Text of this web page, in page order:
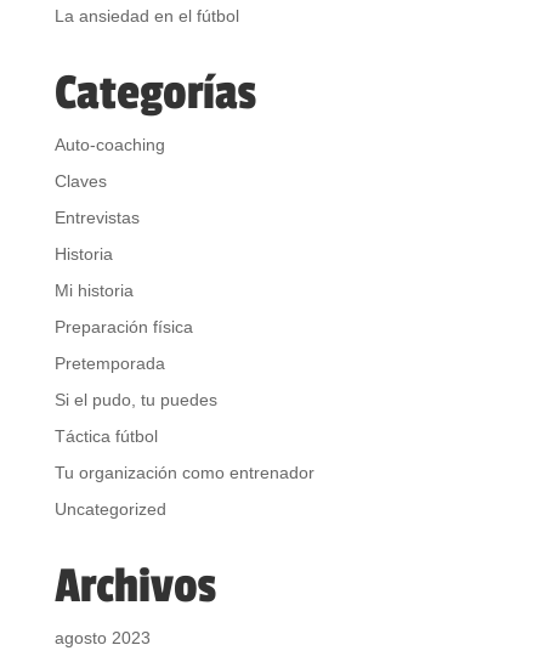
La ansiedad en el fútbol
Categorías
Auto-coaching
Claves
Entrevistas
Historia
Mi historia
Preparación física
Pretemporada
Si el pudo, tu puedes
Táctica fútbol
Tu organización como entrenador
Uncategorized
Archivos
agosto 2023